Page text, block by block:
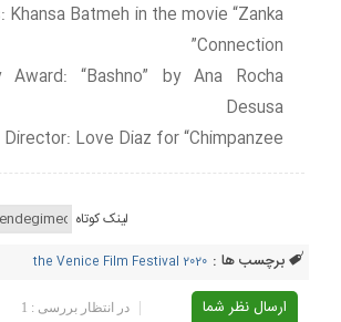
Batmeh in the movie “Zanka
Connection”
Award: “Bashno” by Ana Rocha
Desusa
Love Diaz for “Chimpanzee
لینک کوتاه
برچسب ها : the Venice Film Festival 2020
ارسال نظر شما در انتظار بررسی : 1